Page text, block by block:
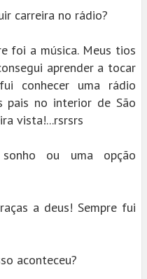
carreira no rádio?
foi a música. Meus tios
aprender a tocar
conhecer uma rádio
pais no interior de São
vista!...rsrsrs
ou uma opção
a deus! Sempre fui
aconteceu?